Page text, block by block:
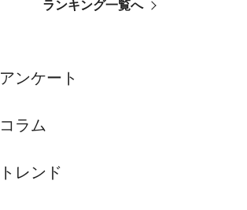
ランキング一覧へ
アンケート
コラム
トレンド